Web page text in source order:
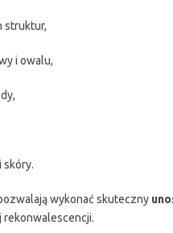
struktur,
i owalu,
skóry.
wykonać skuteczny
rekonwalescencji.